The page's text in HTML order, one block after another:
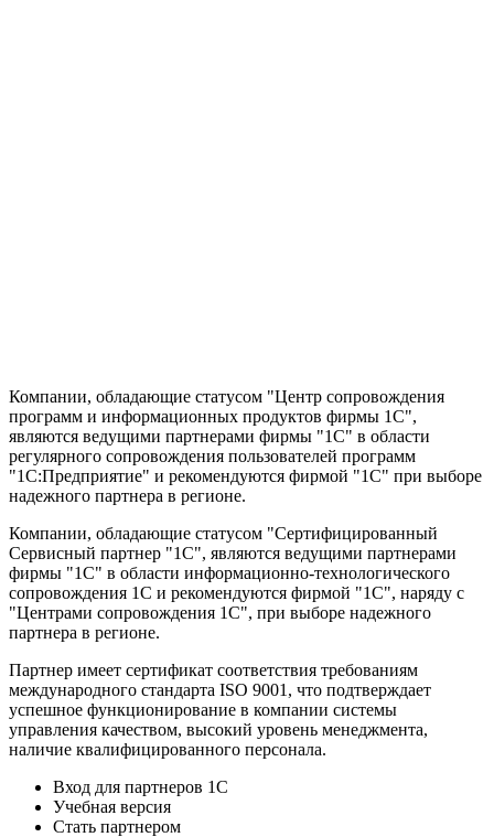
Компании, обладающие статусом "Центр сопровождения
программ и информационных продуктов фирмы 1С",
являются ведущими партнерами фирмы "1С" в области
регулярного сопровождения пользователей программ
"1С:Предприятие" и рекомендуются фирмой "1С" при выборе
надежного партнера в регионе.
Компании, обладающие статусом "Сертифицированный
Сервисный партнер "1С", являются ведущими партнерами
фирмы "1С" в области информационно-технологического
сопровождения 1C и рекомендуются фирмой "1С", наряду с
"Центрами сопровождения 1С", при выборе надежного
партнера в регионе.
Партнер имеет сертификат соответствия требованиям
международного стандарта ISO 9001, что подтверждает
успешное функционирование в компании системы
управления качеством, высокий уровень менеджмента,
наличие квалифицированного персонала.
Вход для партнеров 1С
Учебная версия
Стать партнером